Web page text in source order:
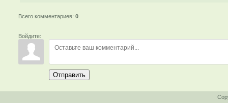
Всего комментариев:0
Войдите:
Отправить